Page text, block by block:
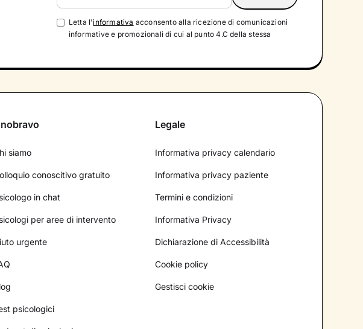
Letta l'informativa acconsento alla ricezione di comunicazioni
informative e promozionali di cui al punto 4.C della stessa
siamo
conoscitivo gratuito
in chat
per aree di intervento
urgente
psicologici
Legale
Informativa privacy calendario
Informativa privacy paziente
Termini e condizioni
Informativa Privacy
Dichiarazione di Accessibilità
Cookie policy
Gestisci cookie